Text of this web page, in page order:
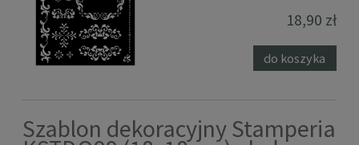
18,90 zł
do koszyka
Szablon dekoracyjny Stamperia